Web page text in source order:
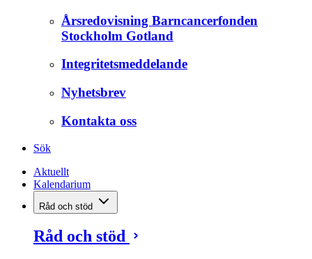
Årsredovisning Barncancerfonden
Stockholm Gotland
Integritetsmeddelande
Nyhetsbrev
Kontakta oss
Sök
Aktuellt
Kalendarium
Råd och stöd
Råd och stöd